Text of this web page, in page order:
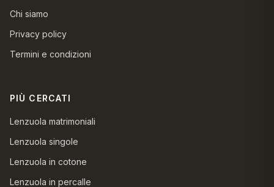
Chi siamo
Privacy policy
Termini e condizioni
PIÙ CERCATI
Lenzuola matrimoniali
Lenzuola singole
Lenzuola in cotone
Lenzuola in percalle